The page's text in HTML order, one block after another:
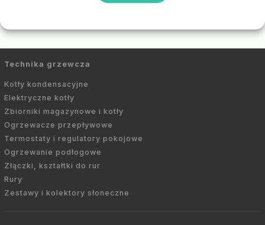
Technika grzewcza
Kotły kondensacyjne
Elektryczne kotły
Zbiorniki magazynowe i kotły
Ogrzewacze przepływowe
Termostaty i regulatory pokojowe
Ogrzewanie podłogowe
Złączki, kształtki do rur
Rury
Zestawy i kolektory słoneczne